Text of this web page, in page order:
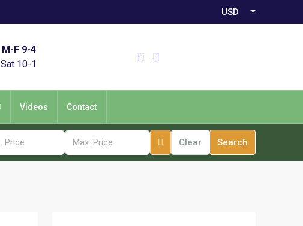
USD
M-F 9-4
Sat 10-1
Videos Contact
Clear Search